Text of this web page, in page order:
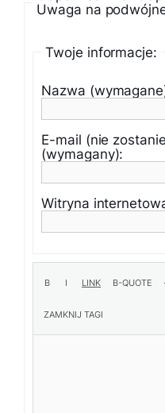
Uwaga na
Twoje informacje:
Nazwa
E-mail (nie
(wymagany):
Witryna